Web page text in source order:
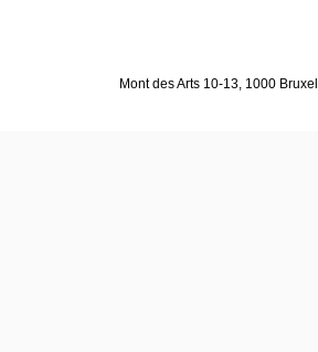
Mont des Arts 10-13, 1000